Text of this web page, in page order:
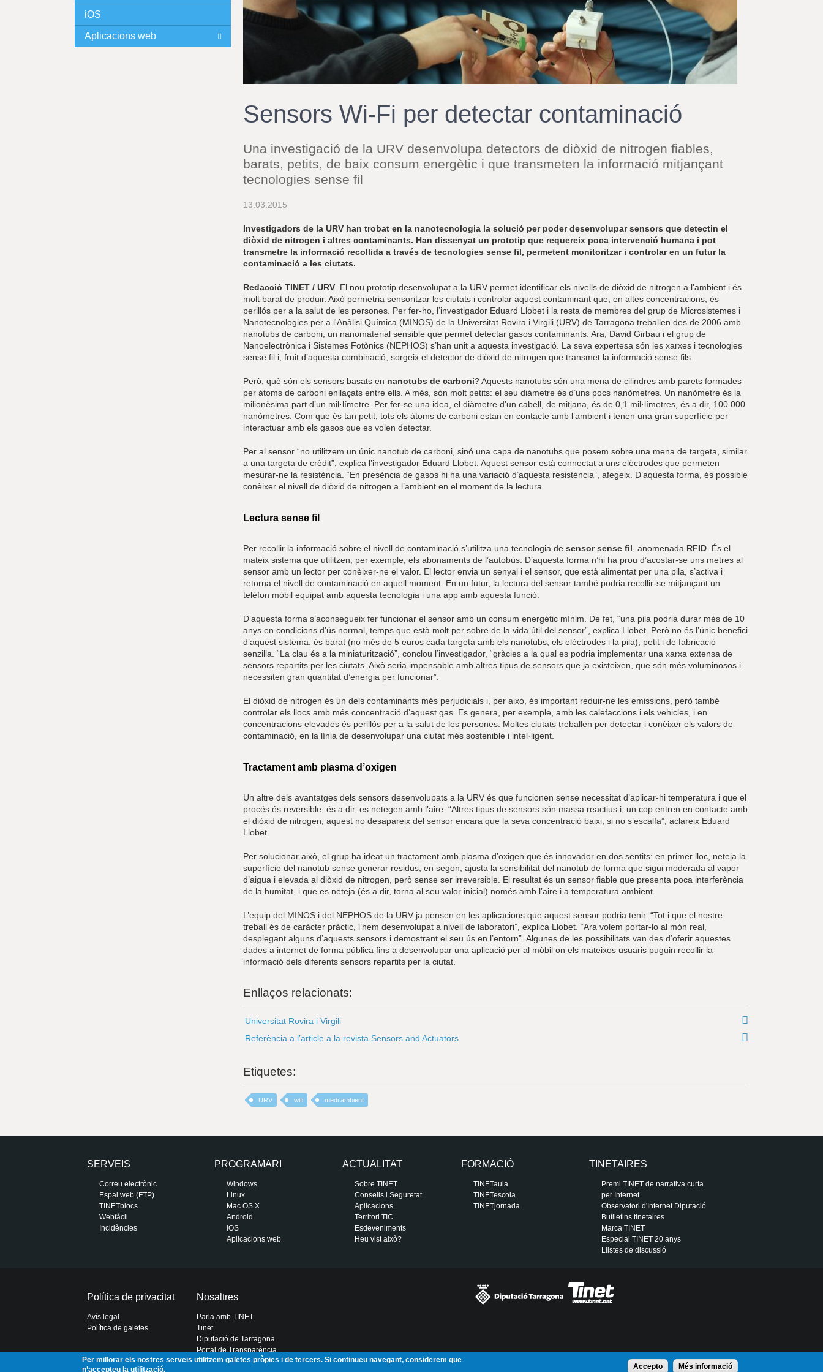
r
a
u
l
e
s
c
l
I
N
Sensors Wi-Fi per detectar contaminació
Una investigació de la URV desenvolupa detectors de diòxid de nitrogen fiables,
barats, petits, de baix consum energètic i que transmeten la informació mitjançant
tecnologies sense fil
13.03.2015
Investigadors de la URV han trobat en la nanotecnologia la solució per poder desenvolupar sensors que detectin el
diòxid de nitrogen i altres contaminants. Han dissenyat un prototip que requereix poca intervenció humana i pot
transmetre la informació recollida a través de tecnologies sense fil, permetent monitoritzar i controlar en un futur la
contaminació a les ciutats.
Redacció TINET / URV . El nou prototip desenvolupat a la URV permet identificar els nivells de diòxid de nitrogen a l’ambient i és
molt barat de produir. Això permetria sensoritzar les ciutats i controlar aquest contaminant que, en altes concentracions, és
perillós per a la salut de les persones. Per fer-ho, l’investigador Eduard Llobet i la resta de membres del grup de Microsistemes i
Nanotecnologies per a l'Anàlisi Química (MINOS) de la Universitat Rovira i Virgili (URV) de Tarragona treballen des de 2006 amb
nanotubs de carboni, un nanomaterial sensible que permet detectar gasos contaminants. Ara, David Girbau i el grup de
Nanoelectrònica i Sistemes Fotònics (NEPHOS) s’han unit a aquesta investigació. La seva expertesa són les xarxes i tecnologies
sense fil i, fruit d’aquesta combinació, sorgeix el detector de diòxid de nitrogen que transmet la informació sense fils.
Però, què són els sensors basats en nanotubs de carboni? Aquests nanotubs són una mena de cilindres amb parets formades
per àtoms de carboni enllaçats entre ells. A més, són molt petits: el seu diàmetre és d’uns pocs nanòmetres. Un nanòmetre és la
milionèsima part d’un mil·límetre. Per fer-se una idea, el diàmetre d’un cabell, de mitjana, és de 0,1 mil·límetres, és a dir, 100.000
nanòmetres. Com que és tan petit, tots els àtoms de carboni estan en contacte amb l’ambient i tenen una gran superfície per
interactuar amb els gasos que es volen detectar.
Per al sensor “no utilitzem un únic nanotub de carboni, sinó una capa de nanotubs que posem sobre una mena de targeta, similar
a una targeta de crèdit”, explica l’investigador Eduard Llobet. Aquest sensor està connectat a uns elèctrodes que permeten
mesurar-ne la resistència. “En presència de gasos hi ha una variació d’aquesta resistència”, afegeix. D’aquesta forma, és possible
conèixer el nivell de diòxid de nitrogen a l’ambient en el moment de la lectura.
Lectura sense fil
Per recollir la informació sobre el nivell de contaminació s’utilitza una tecnologia de sensor sense fil , anomenada RFID . És el
mateix sistema que utilitzen, per exemple, els abonaments de l’autobús. D’aquesta forma n’hi ha prou d’acostar-se uns metres al
sensor amb un lector per conèixer-ne el valor. El lector envia un senyal i el sensor, que està alimentat per una pila, s’activa i
retorna el nivell de contaminació en aquell moment. En un futur, la lectura del sensor també podria recollir-se mitjançant un
telèfon mòbil equipat amb aquesta tecnologia i una app amb aquesta funció.
D’aquesta forma s’aconsegueix fer funcionar el sensor amb un consum energètic mínim. De fet, “una pila podria durar més de 10
anys en condicions d’ús normal, temps que està molt per sobre de la vida útil del sensor”, explica Llobet. Però no és l’únic benefici
d’aquest sistema: és barat (no més de 5 euros cada targeta amb els nanotubs, els elèctrodes i la pila), petit i de fabricació
senzilla. “La clau és a la miniaturització”, conclou l’investigador, “gràcies a la qual es podria implementar una xarxa extensa de
sensors repartits per les ciutats. Això seria impensable amb altres tipus de sensors que ja existeixen, que són més voluminosos i
necessiten gran quantitat d’energia per funcionar”.
El diòxid de nitrogen és un dels contaminants més perjudicials i, per això, és important reduir-ne les emissions, però també
controlar els llocs amb més concentració d’aquest gas. Es genera, per exemple, amb les calefaccions i els vehicles, i en
concentracions elevades és perillós per a la salut de les persones. Moltes ciutats treballen per detectar i conèixer els valors de
contaminació, en la línia de desenvolupar una ciutat més sostenible i intel·ligent.
Tractament amb plasma d’oxigen
Un altre dels avantatges dels sensors desenvolupats a la URV és que funcionen sense necessitat d’aplicar-hi temperatura i que el
procés és reversible, és a dir, es netegen amb l’aire. “Altres tipus de sensors són massa reactius i, un cop entren en contacte amb
el diòxid de nitrogen, aquest no desapareix del sensor encara que la seva concentració baixi, si no s’escalfa”, aclareix Eduard
Llobet.
Per solucionar això, el grup ha ideat un tractament amb plasma d’oxigen que és innovador en dos sentits: en primer lloc, neteja la
superfície del nanotub sense generar residus; en segon, ajusta la sensibilitat del nanotub de forma que sigui moderada al vapor
d’aigua i elevada al diòxid de nitrogen, però sense ser irreversible. El resultat és un sensor fiable que presenta poca interferència
de la humitat, i que es neteja (és a dir, torna al seu valor inicial) només amb l’aire i a temperatura ambient.
L’equip del MINOS i del NEPHOS de la URV ja pensen en les aplicacions que aquest sensor podria tenir. “Tot i que el nostre
treball és de caràcter pràctic, l’hem desenvolupat a nivell de laboratori”, explica Llobet. “Ara volem portar-lo al món real,
desplegant alguns d’aquests sensors i demostrant el seu ús en l’entorn”. Algunes de les possibilitats van des d’oferir aquestes
dades a internet de forma pública fins a desenvolupar una aplicació per al mòbil on els mateixos usuaris puguin recollir la
informació dels diferents sensors repartits per la ciutat.
Enllaços relacionats:
Universitat Rovira i Virgili
Referència a l’article a la revista Sensors and Actuators
Etiquetes:
URV wifi medi ambient
iOS
Aplicacions web
SERVEIS
Correu electrònic
Espai web (FTP)
TINETblocs
Webfàcil
Incidències
PROGRAMARI
Windows
Linux
Mac OS X
Android
iOS
Aplicacions web
ACTUALITAT
Sobre TINET
Consells i Seguretat
Aplicacions
Territori TIC
Esdeveniments
Heu vist això?
FORMACIÓ
TINETaula
TINETescola
TINETjornada
TINETAIRES
Premi TINET de narrativa curta
per Internet
Observatori d'Internet Diputació
Butlletins tinetaires
Marca TINET
Especial TINET 20 anys
Llistes de discussió
Política de privacitat
Avís legal
Política de galetes
Nosaltres
Parla amb TINET
Tinet
Diputació de Tarragona
Portal de Transparència
Per millorar els nostres serveis utilitzem galetes pròpies i de tercers. Si continueu navegant, considerem que
n’accepteu la utilització.
Accepto Més informació